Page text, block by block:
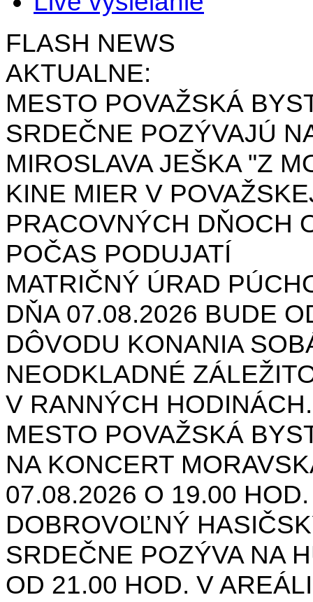
FLASH NEWS
AKTUALNE:
MESTO POVAŽSKÁ
SRDEČNE POZÝVAJÚ
MIROSLAVA JEŠKA "Z
KINE MIER V
PRACOVNÝCH DŇOCH
POČAS PODUJATÍ
MATRIČNÝ ÚRAD
DŇA 07.08.2026 BUDE
DÔVODU KONANIA
NEODKLADNÉ
V RANNÝCH
MESTO POVAŽSKÁ
NA KONCERT
07.08.2026 O 19.00
DOBROVOĽNÝ
SRDEČNE POZÝVA NA
OD 21.00 HOD. V